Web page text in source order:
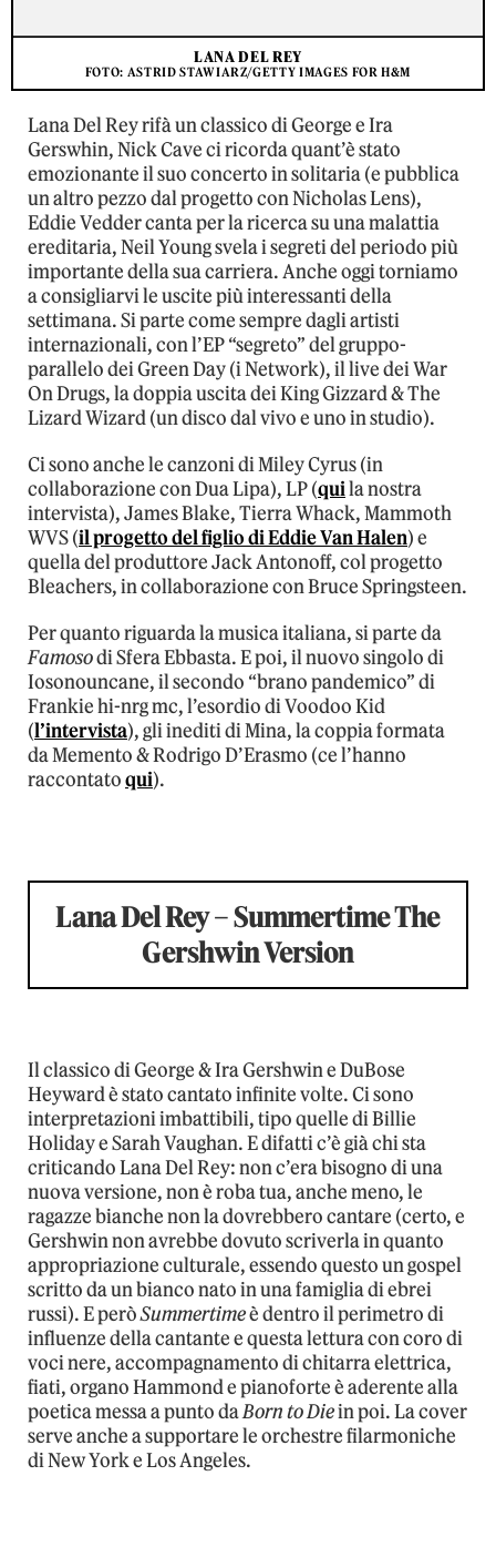
LANA DEL REY
FOTO: ASTRID STAWIARZ/GETTY IMAGES FOR H&M
Lana Del Rey rifà un classico di George e Ira
Gerswhin, Nick Cave ci ricorda quant’è stato
emozionante il suo concerto in solitaria (e pubblica
un altro pezzo dal progetto con Nicholas Lens),
Eddie Vedder canta per la ricerca su una malattia
ereditaria, Neil Young svela i segreti del periodo più
importante della sua carriera. Anche oggi torniamo
a consigliarvi le uscite più interessanti della
settimana. Si parte come sempre dagli artisti
internazionali, con l’EP “segreto” del gruppo-
parallelo dei Green Day (i Network), il live dei War
On Drugs, la doppia uscita dei King Gizzard & The
Lizard Wizard (un disco dal vivo e uno in studio).
Ci sono anche le canzoni di Miley Cyrus (in
collaborazione con Dua Lipa), LP (quila nostra
intervista), James Blake, Tierra Whack, Mammoth
WVS (il progetto del figlio di Eddie Van Halen) e
quella del produttore Jack Antonoff, col progetto
Bleachers, in collaborazione con Bruce Springsteen.
Per quanto riguarda la musica italiana, si parte da
Famosodi Sfera Ebbasta. E poi, il nuovo singolo di
Iosonouncane, il secondo “brano pandemico” di
Frankie hi-nrg mc, l’esordio di Voodoo Kid
(l’intervista), gli inediti di Mina, la coppia formata
da Memento & Rodrigo D’Erasmo (ce l’hanno
raccontatoqui).
Lana Del Rey – Summertime The
Gershwin Version
Il classico di George & Ira Gershwin e DuBose
Heyward è stato cantato infinite volte. Ci sono
interpretazioni imbattibili, tipo quelle di Billie
Holiday e Sarah Vaughan. E difatti c’è già chi sta
criticando Lana Del Rey: non c’era bisogno di una
nuova versione, non è roba tua, anche meno, le
ragazze bianche non la dovrebbero cantare (certo, e
Gershwin non avrebbe dovuto scriverla in quanto
appropriazione culturale, essendo questo un gospel
scritto da un bianco nato in una famiglia di ebrei
russi). E peròSummertimeè dentro il perimetro di
influenze della cantante e questa lettura con coro di
voci nere, accompagnamento di chitarra elettrica,
fiati, organo Hammond e pianoforte è aderente alla
poetica messa a punto daBorn to Diein poi. La cover
serve anche a supportare le orchestre filarmoniche
di New York e Los Angeles.